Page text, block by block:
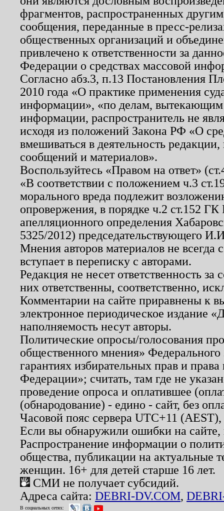
фрагментов, распространенных
сообщения, переданные в пресс-
общественных организаций и
привлечено к ответственности за
Федерации о средствах массовой
Согласно абз.3, п.13 Постановления
2010 года «О практике применения
информации», «по делам, вытекающим
информации, распространитель не
исходя из положений Закона РФ «О
вмешиваться в деятельность
сообщений и материалов».
Воспользуйтесь «Правом на ответ»
«В соответствии с положением ч.3
морального вреда подлежит
опровержения, в порядке ч.2 ст.152
апелляционного определения
5325/2012) председательствующего
Мнения авторов материалов не
вступает в переписку с авторами.
Редакция не несет ответственность
них ответственны, соответственно,
Комментарии на сайте приравнены к
электронное периодическое издание
наполняемость несут авторы.
Политические опросы/голосования
общественного мнения»
гарантиях избирательных прав и
Федерации»; считать, там где не
проведение опроса и оплатившее
(обнародование) - едино - сайт, без
Часовой пояс сервера UTC+11
Если вы обнаружили ошибки на
Распространение информации о
общества, публикации на актуальные
женщин. 16+ для детей старше 16 лет.
СМИ не получает субсидий.
Адреса сайта: DEBRI-DV.COM,
В социальных сетях: